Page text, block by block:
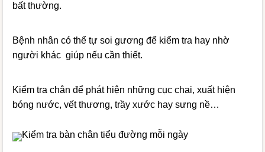
bất thường.
Bệnh nhân có thể tự soi gương để kiểm tra hay nhờ
người khác giúp nếu cần thiết.
Kiểm tra chân để phát hiện những cục chai, xuất hiện
bóng nước, vết thương, trầy xước hay sưng nề…